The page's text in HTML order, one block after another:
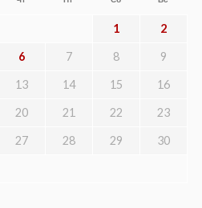
1 2
6 7 8 9
13 14 15 16
20 21 22 23
27 28 29 30